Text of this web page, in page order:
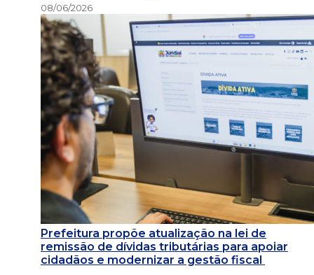
08/06/2026
Prefeitura propõe atualização na lei de
remissão de dívidas tributárias para apoiar
cidadãos e modernizar a gestão fiscal